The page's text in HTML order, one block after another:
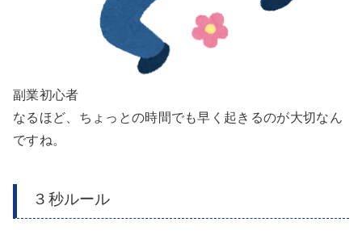
副業初心者
なるほど、ちょっとの時間でも早く起きるのが大切なん
ですね。
３秒ルール